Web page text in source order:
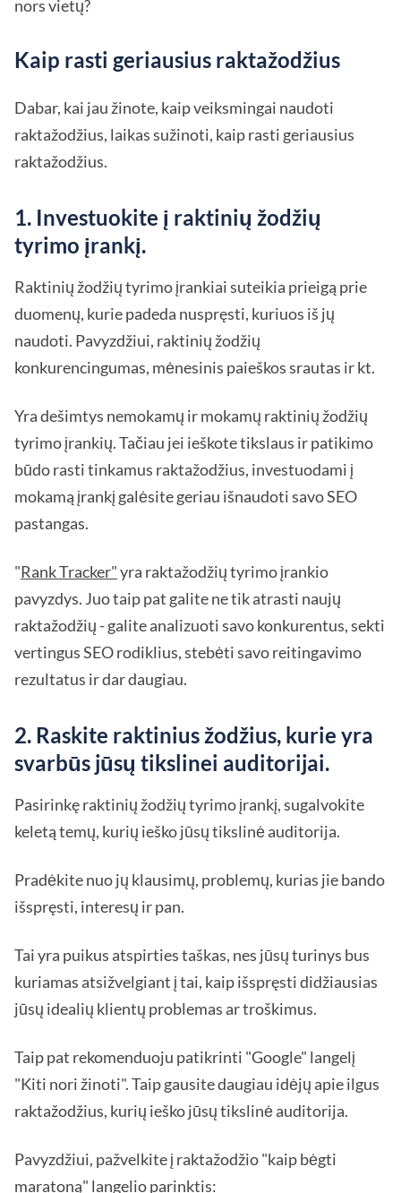
nors vietų?
Kaip rasti geriausius raktažodžius
Dabar, kai jau žinote, kaip veiksmingai naudoti
raktažodžius, laikas sužinoti, kaip rasti geriausius
raktažodžius.
1. Investuokite į raktinių žodžių
tyrimo įrankį.
Raktinių žodžių tyrimo įrankiai suteikia prieigą prie
duomenų, kurie padeda nuspręsti, kuriuos iš jų
naudoti. Pavyzdžiui, raktinių žodžių
konkurencingumas, mėnesinis paieškos srautas ir kt.
Yra dešimtys nemokamų ir mokamų raktinių žodžių
tyrimo įrankių. Tačiau jei ieškote tikslaus ir patikimo
būdo rasti tinkamus raktažodžius, investuodami į
mokamą įrankį galėsite geriau išnaudoti savo SEO
pastangas.
"Rank Tracker"yra raktažodžių tyrimo įrankio
pavyzdys. Juo taip pat galite ne tik atrasti naujų
raktažodžių - galite analizuoti savo konkurentus, sekti
vertingus SEO rodiklius, stebėti savo reitingavimo
rezultatus ir dar daugiau.
2. Raskite raktinius žodžius, kurie yra
svarbūs jūsų tikslinei auditorijai.
Pasirinkę raktinių žodžių tyrimo įrankį, sugalvokite
keletą temų, kurių ieško jūsų tikslinė auditorija.
Pradėkite nuo jų klausimų, problemų, kurias jie bando
išspręsti, interesų ir pan.
Tai yra puikus atspirties taškas, nes jūsų turinys bus
kuriamas atsižvelgiant į tai, kaip išspręsti didžiausias
jūsų idealių klientų problemas ar troškimus.
Taip pat rekomenduoju patikrinti "Google" langelį
"Kiti nori žinoti". Taip gausite daugiau idėjų apie ilgus
raktažodžius, kurių ieško jūsų tikslinė auditorija.
Pavyzdžiui, pažvelkite į raktažodžio "kaip bėgti
maratoną" langelio parinktis: